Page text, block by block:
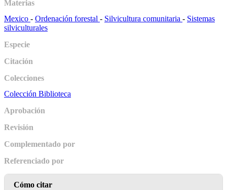
Materias
Mexico - Ordenación forestal - Silvicultura comunitaria - Sistemas
silviculturales
Especie
Citación
Colecciones
Colección Biblioteca
Aprobación
Revisión
Complementado por
Referenciado por
Cómo citar